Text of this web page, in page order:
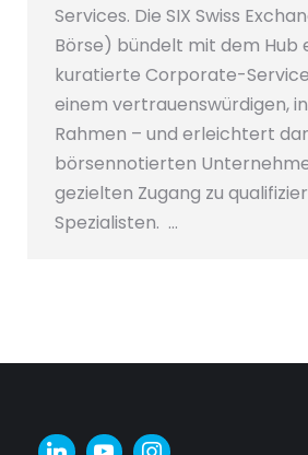
Services. Die SIX Swiss
Börse) bündelt mit dem Hub
kuratierte Corporate-
einem vertrauenswürdigen,
Rahmen – und erleichtert
börsennotierten
gezielten Zugang zu
Spezialisten. …